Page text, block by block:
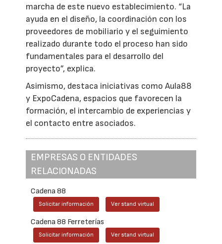
marcha de este nuevo establecimiento. “La
ayuda en el diseño, la coordinación con los
proveedores de mobiliario y el seguimiento
realizado durante todo el proceso han sido
fundamentales para el desarrollo del
proyecto”, explica.
Asimismo, destaca iniciativas como Aula88
y ExpoCadena, espacios que favorecen la
formación, el intercambio de experiencias y
el contacto entre asociados.
EMPRESAS O ENTIDADES
RELACIONADAS
Cadena 88
Solicitar información Ver stand virtual
Cadena 88 Ferreterías
Solicitar información Ver stand virtual